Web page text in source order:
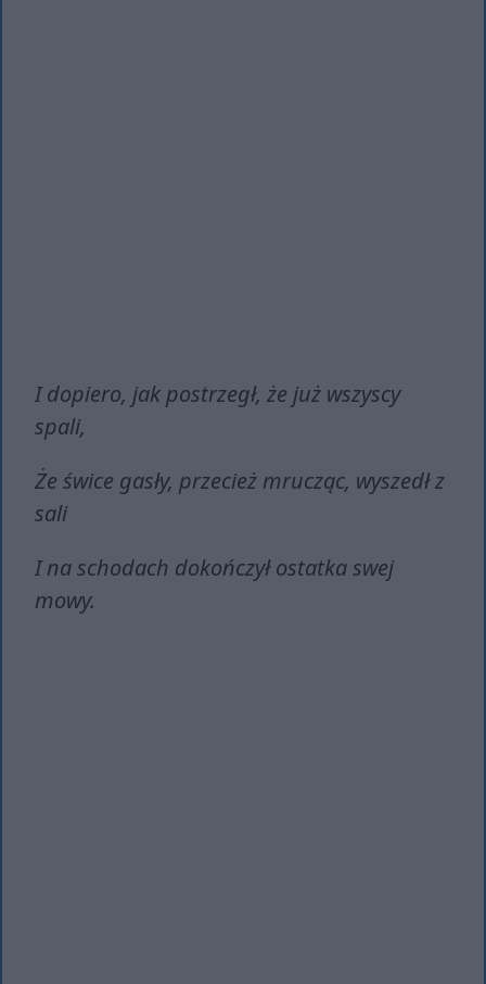
I dopiero, jak postrzegł, że już wszyscy
spali,
Że świce gasły, przecież mrucząc, wyszedł z
sali
I na schodach dokończył ostatka swej
mowy.